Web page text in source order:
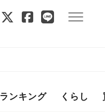
ランキング くらし